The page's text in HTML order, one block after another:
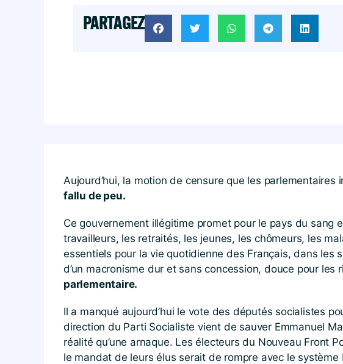
PARTAGEZ
Aujourd’hui, la motion de censure que les
fallu de peu.
Ce gouvernement illégitime promet pour le pays du
travailleurs, les retraités, les jeunes, les chômeurs, les
essentiels pour la vie quotidienne des Français, dans les
d’un macronisme dur et sans concession, douce pour les
parlementaire.
Il a manqué aujourd’hui le vote des députés socialistes
direction du Parti Socialiste vient de sauver Emmanuel
réalité qu’une arnaque. Les électeurs du Nouveau Front
le mandat de leurs élus serait de rompre avec le